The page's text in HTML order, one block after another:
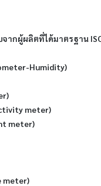
ากผู้ผลิตที่ได้มาตรฐาน
Humidity)
meter)
meter)
meter)